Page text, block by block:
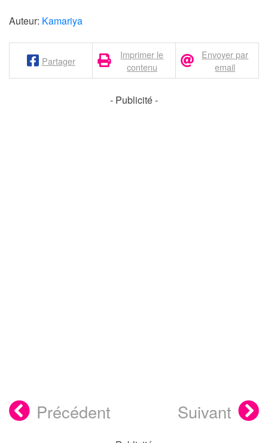
Auteur: Kamariya
Partager
Imprimer le
contenu
Envoyer par
email
- Publicité -
Précédent Suivant